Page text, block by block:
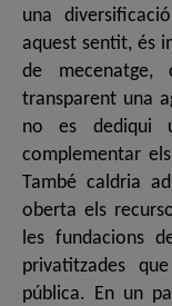
una
aquest sentit, és
de
transparent una
no es dediqui
complementar
També caldria
oberta els
les fundacions
privatitzades
pública. En un